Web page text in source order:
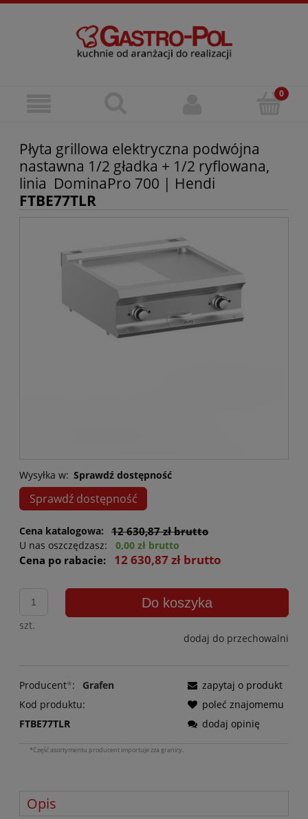
Płyta grillowa elektryczna podwójna
nastawna 1/2 gładka + 1/2 ryflowana,
linia DominaPro 700 | Hendi
FTBE77TLR
Wysyłka w: Sprawdź dostępność
Sprawdź dostępność
Cena katalogowa: 12 630,87 zł brutto
U nas oszczędzasz: 0,00 zł brutto
Cena po rabacie: 12 630,87 zł brutto
szt.
Do koszyka
dodaj do przechowalni
Producent*:
Grafen
Kod produktu:
FTBE77TLR
zapytaj o produkt
poleć znajomemu
dodaj opinię
*Część asortymentu producent importuje zza granicy.
Opis